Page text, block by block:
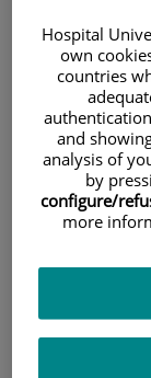
Hospital
own
countries
and
analysis of
by
configure/
more